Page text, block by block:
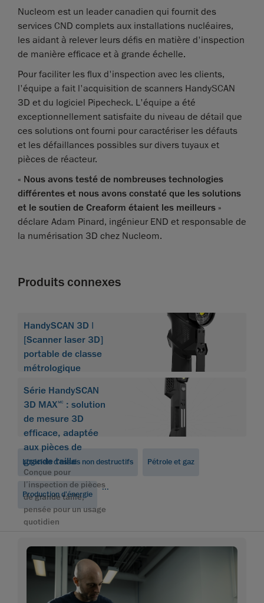
Nucleom est un leader canadien qui fournit des
services CND complets aux installations nucléaires,
les aidant à relever leurs défis en matière d'inspection
de manière efficace et à grande échelle.
Pour faciliter les flux d'inspection avec les clients,
l'équipe a fait l'acquisition de scanners HandySCAN
3D et du logiciel Pipecheck. L'équipe a été
exceptionnellement satisfaite du niveau de détail que
ces solutions ont fourni pour caractériser les défauts
et les défaillances possibles sur divers tuyaux et
pièces de réacteur.
« Nous avons testé de nombreuses technologies
différentes et nous avons constaté que les solutions
et le soutien de Creaform étaient les meilleurs »
déclare Adam Pinard, ingénieur END et responsable de
la numérisation 3D chez Nucleom.
Produits connexes
HandySCAN 3D |
[Scanner laser 3D]
portable de classe
métrologique
Série HandySCAN
3D MAX🅪 : solution
de mesure 3D
efficace, adaptée
aux pièces de
grande taille
Conçue pour
l’inspection de pièces
de grande taille,
pensée pour un usage
quotidien
Logiciels d'essais non destructifs Pétrole et gaz
Production d'énergie
...